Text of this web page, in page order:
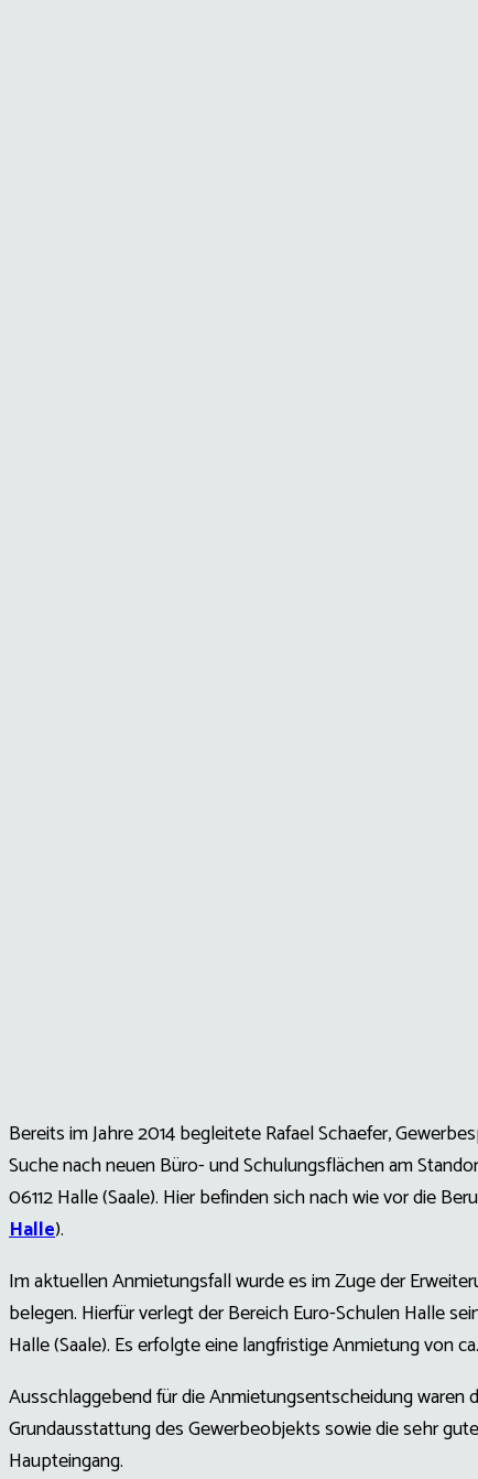
Bereits im Jahre 2014 begleitete Rafael Schaefer,
Suche nach neuen Büro- und Schulungsflächen am
06112 Halle (Saale). Hier befinden sich nach wie vor die
Halle).
Im aktuellen Anmietungsfall wurde es im Zuge der
belegen. Hierfür verlegt der Bereich Euro-Schulen Halle
Halle (Saale). Es erfolgte eine langfristige Anmietung von
Ausschlaggebend für die Anmietungsentscheidung
Grundausstattung des Gewerbeobjekts sowie die sehr
Haupteingang.